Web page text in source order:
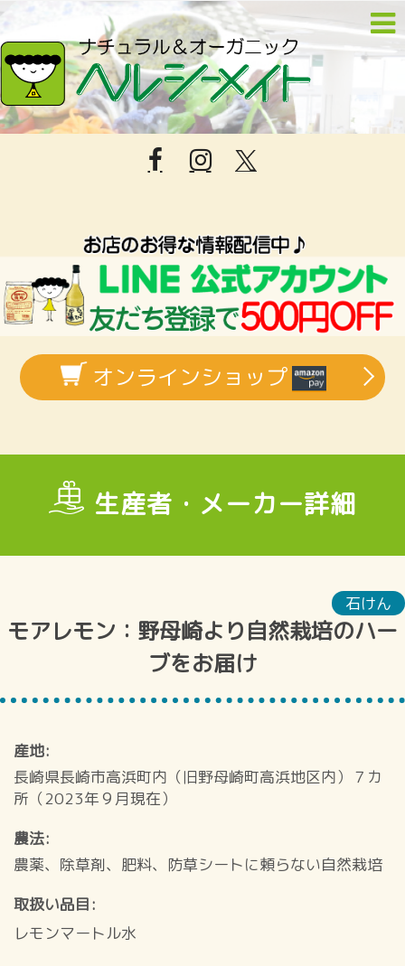
オンラインショップ
生産者・メーカー詳細
石けん
モアレモン：野母崎より自然栽培のハー
ブをお届け
産地
長崎県長崎市高浜町内（旧野母崎町高浜地区内）７カ
所（2023年９月現在）
農法
農薬、除草剤、肥料、防草シートに頼らない自然栽培
取扱い品目
レモンマートル水